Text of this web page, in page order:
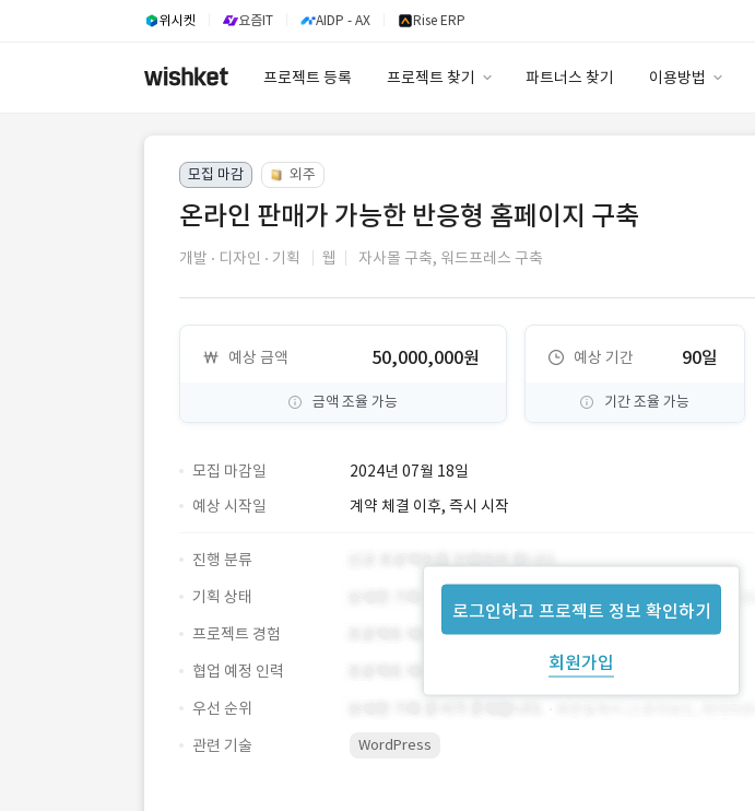
위시켓 요즘IT AIDP - AX Rise ERP
프로젝트 등록 프로젝트 찾기 파트너스 찾기 이용방법
모집 마감 외주
온라인 판매가 가능한 반응형 홈페이지 구축
개발 디자인 기획 웹 자사몰 구축, 워드프레스 구축
예상 금액 50,000,000원
금액 조율 가능
예상 기간 90일
기간 조율 가능
모집 마감일 2024년 07월 18일
로그인하고 프로젝트 정보 확인하기
회원가입
예상 시작일 계약 체결 이후, 즉시 시작
진행 분류
기획 상태
프로젝트 경험
협업 예정 인력
우선 순위
관련 기술
WordPress